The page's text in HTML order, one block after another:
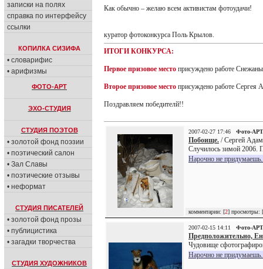
записки на полях
справка по интерфейсу
ссылки
КОПИЛКА СИЗИФА
• словарифис
• арифизмы
ФОТО-АРТ
ЭХО-СТУДИЯ
СТУДИЯ ПОЭТОВ
• золотой фонд поэзии
• поэтический салон
• Зал Славы
• поэтические отзывы
• неформат
СТУДИЯ ПИСАТЕЛЕЙ
• золотой фонд прозы
• публицистика
• загадки творчества
СТУДИЯ ХУДОЖНИКОВ
Как обычно – желаю всем активистам фотоудачи!
куратор фотоконкурса Поль Крылов.
ИТОГИ КОНКУРСА:
Первое призовое место присуждено работе
Второе призовое место присуждено работе Сергея
Поздравляем победителй!!
2007-02-27 17:46 Фото-АРТ
Побоище. / Сергей
Случилось зимой 2006.
Нарочно не
комментарии: [2] просмотры: [
2007-02-15 14:11 Фото-АРТ
Предположительно,
Чудовище
Нарочно не